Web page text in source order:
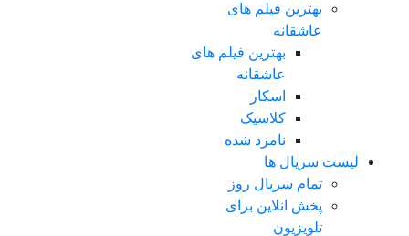
بهترین فیلم های
عاشقانه
بهترین فیلم های
عاشقانه
اسکار
کلاسیک
نامزد شده
لیست سریال ها
تمام سریال روز
پخش انلاین برای
تلویزیون